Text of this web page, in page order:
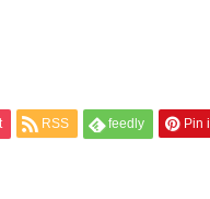
RSS feedly Pin